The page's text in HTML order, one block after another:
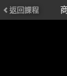
返回課程